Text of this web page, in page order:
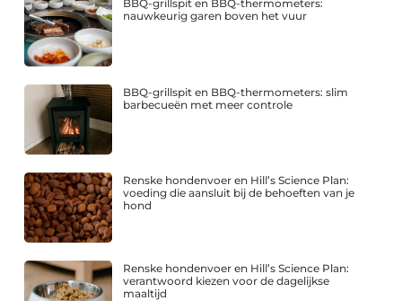
BBQ-grillspit en BBQ-thermometers:
nauwkeurig garen boven het vuur
BBQ-grillspit en BBQ-thermometers: slim
barbecueën met meer controle
Renske hondenvoer en Hill’s Science Plan:
voeding die aansluit bij de behoeften van je
hond
Renske hondenvoer en Hill’s Science Plan:
verantwoord kiezen voor de dagelijkse
maaltijd